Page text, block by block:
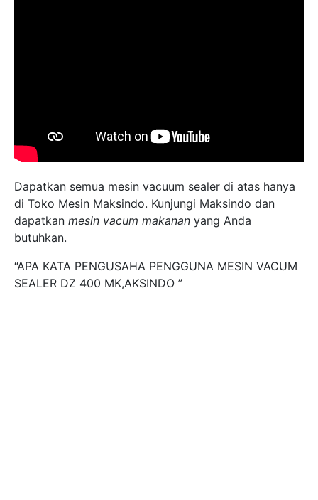
Dapatkan semua mesin vacuum sealer di atas hanya
di Toko Mesin Maksindo. Kunjungi Maksindo dan
dapatkan mesin vacum makanan yang Anda
butuhkan.
“APA KATA PENGUSAHA PENGGUNA MESIN VACUM
SEALER DZ 400 MK,AKSINDO ”